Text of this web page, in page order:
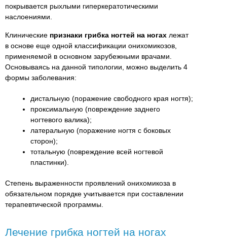
покрывается рыхлыми гиперкератотическими
наслоениями.
Клинические признаки грибка ногтей на ногах лежат
в основе еще одной классификации онихомикозов,
применяемой в основном зарубежными врачами.
Основываясь на данной типологии, можно выделить 4
формы заболевания:
дистальную (поражение свободного края ногтя);
проксимальную (повреждение заднего
ногтевого валика);
латеральную (поражение ногтя с боковых
сторон);
тотальную (повреждение всей ногтевой
пластинки).
Степень выраженности проявлений онихомикоза в
обязательном порядке учитывается при составлении
терапевтической программы.
Лечение грибка ногтей на ногах